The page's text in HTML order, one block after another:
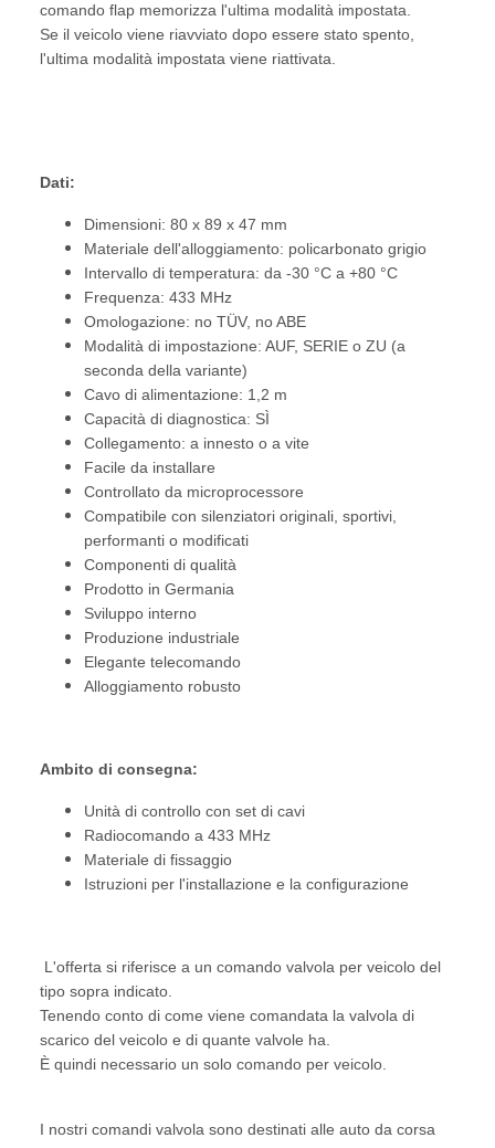
comando flap memorizza l'ultima modalità impostata.
Se il veicolo viene riavviato dopo essere stato spento,
l'ultima modalità impostata viene riattivata.
Dati:
Dimensioni: 80 x 89 x 47 mm
Materiale dell'alloggiamento: policarbonato grigio
Intervallo di temperatura: da -30 °C a +80 °C
Frequenza: 433 MHz
Omologazione: no TÜV, no ABE
Modalità di impostazione: AUF, SERIE o ZU (a
seconda della variante)
Cavo di alimentazione: 1,2 m
Capacità di diagnostica: SÌ
Collegamento: a innesto o a vite
Facile da installare
Controllato da microprocessore
Compatibile con silenziatori originali, sportivi,
performanti o modificati
Componenti di qualità
Prodotto in Germania
Sviluppo interno
Produzione industriale
Elegante telecomando
Alloggiamento robusto
Ambito di consegna:
Unità di controllo con set di cavi
Radiocomando a 433 MHz
Materiale di fissaggio
Istruzioni per l'installazione e la configurazione
L'offerta si riferisce a un comando valvola per veicolo del
tipo sopra indicato.
Tenendo conto di come viene comandata la valvola di
scarico del veicolo e di quante valvole ha.
È quindi necessario un solo comando per veicolo.
I nostri comandi valvola sono destinati alle auto da corsa